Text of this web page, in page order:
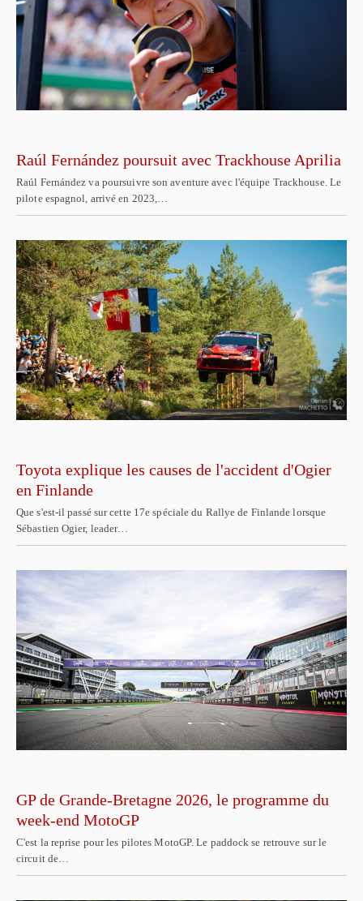
Raúl Fernández poursuit avec Trackhouse Aprilia
Raúl Fernández va poursuivre son aventure avec l'équipe Trackhouse. Le
pilote espagnol, arrivé en 2023,…
Toyota explique les causes de l'accident d'Ogier
en Finlande
Que s'est-il passé sur cette 17e spéciale du Rallye de Finlande lorsque
Sébastien Ogier, leader…
GP de Grande-Bretagne 2026, le programme du
week-end MotoGP
C'est la reprise pour les pilotes MotoGP. Le paddock se retrouve sur le
circuit de…